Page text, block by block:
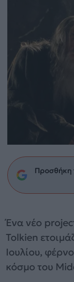
Προσθήκη
Ένα νέο
Tolkien
Ιουλίου,
κόσμο του